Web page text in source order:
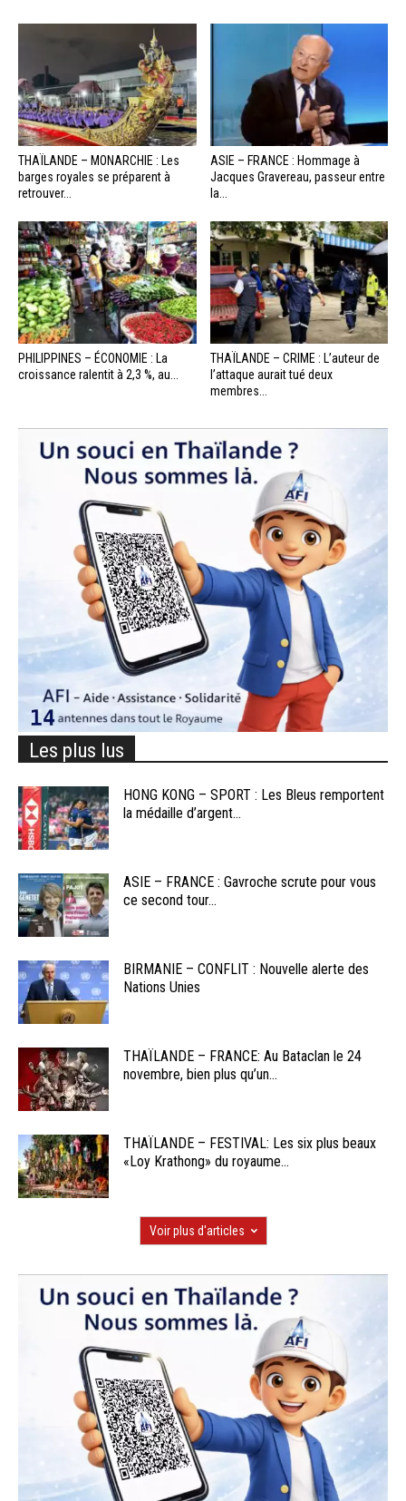
THAÏLANDE – MONARCHIE : Les
barges royales se préparent à
retrouver...
ASIE – FRANCE : Hommage à
Jacques Gravereau, passeur entre
la...
PHILIPPINES – ÉCONOMIE : La
croissance ralentit à 2,3 %, au...
THAÏLANDE – CRIME : L’auteur de
l’attaque aurait tué deux
membres...
Les plus lus
HONG KONG – SPORT : Les Bleus remportent
la médaille d’argent...
ASIE – FRANCE : Gavroche scrute pour vous
ce second tour...
BIRMANIE – CONFLIT : Nouvelle alerte des
Nations Unies
THAÏLANDE – FRANCE: Au Bataclan le 24
novembre, bien plus qu’un...
THAÏLANDE – FESTIVAL: Les six plus beaux
«Loy Krathong» du royaume...
Voir plus d'articles